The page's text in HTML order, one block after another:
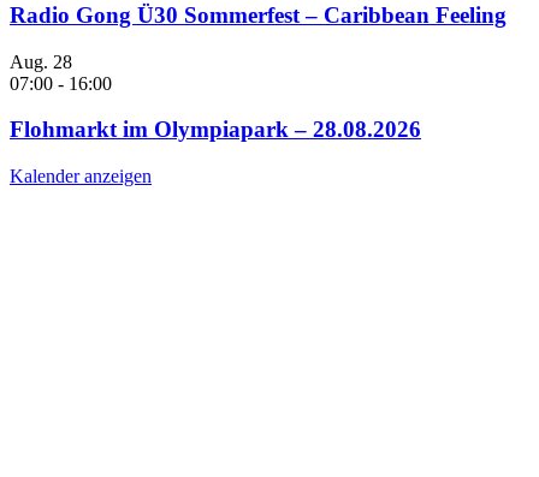
Radio Gong Ü30 Sommerfest – Caribbean Feeling
Aug. 28
07:00 - 16:00
Flohmarkt im Olympiapark – 28.08.2026
Kalender anzeigen